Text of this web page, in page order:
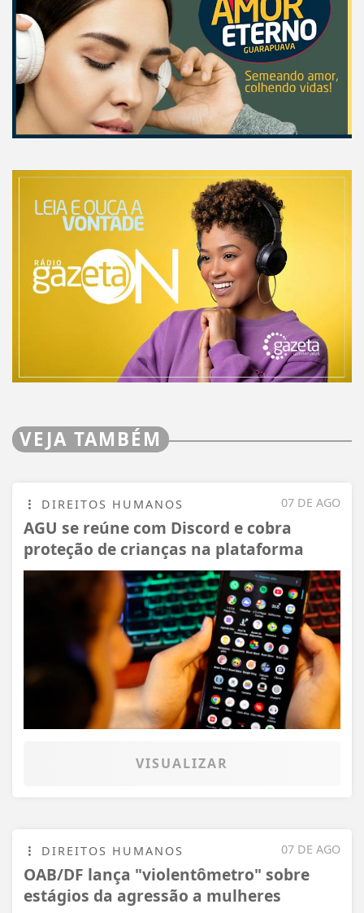
VEJA TAMBÉM
07 DE AGO
DIREITOS HUMANOS
AGU se reúne com Discord e cobra
proteção de crianças na plataforma
VISUALIZAR
07 DE AGO
DIREITOS HUMANOS
OAB/DF lança "violentômetro" sobre
estágios da agressão a mulheres